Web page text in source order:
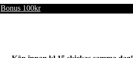
Bonus 100kr